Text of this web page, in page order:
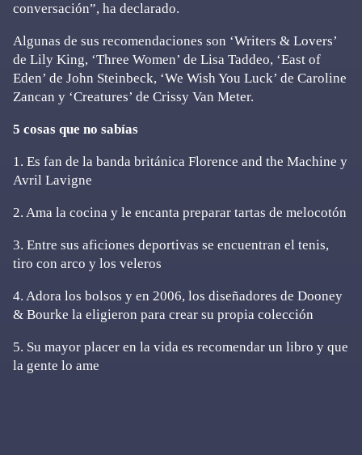
conversación”, ha declarado.
Algunas de sus recomendaciones son ‘Writers & Lovers’
de Lily King, ‘Three Women’ de Lisa Taddeo, ‘East of
Eden’ de John Steinbeck, ‘We Wish You Luck’ de Caroline
Zancan y ‘Creatures’ de Crissy Van Meter.
5 cosas que no sabías
1. Es fan de la banda británica Florence and the Machine y
Avril Lavigne
2. Ama la cocina y le encanta preparar tartas de melocotón
3. Entre sus aficiones deportivas se encuentran el tenis,
tiro con arco y los veleros
4. Adora los bolsos y en 2006, los diseñadores de Dooney
& Bourke la eligieron para crear su propia colección
5. Su mayor placer en la vida es recomendar un libro y que
la gente lo ame